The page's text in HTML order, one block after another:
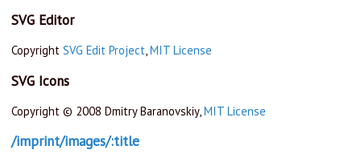
SVG Editor
Copyright SVG Edit Project,MIT License
SVG Icons
Copyright © 2008 Dmitry Baranovskiy, MIT License
/imprint/images/:title